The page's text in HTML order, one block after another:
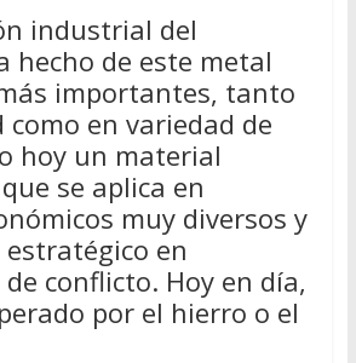
industrial del
hecho de este metal
importantes, tanto
en variedad de
hoy un material
se aplica en
muy diversos y
en
conflicto. Hoy en día,
por el hierro o el